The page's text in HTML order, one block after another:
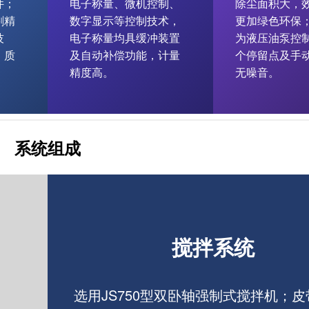
精
质
数字显示等控制技术，
电子称量均具缓冲装置
及自动补偿功能，计量
精度高。
更加绿色环保
为液压油泵控
个停留点及手
无噪音。
系统组成
搅拌系统
选用JS750型双卧轴强制式搅拌机；